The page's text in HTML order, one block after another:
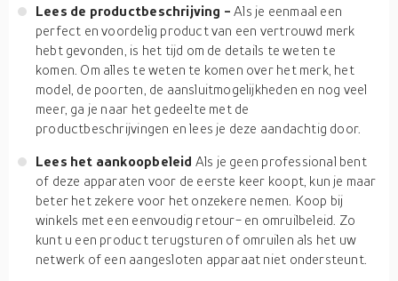
Lees de productbeschrijving -Als je eenmaal een
perfect en voordelig product van een vertrouwd merk
hebt gevonden, is het tijd om de details te weten te
komen. Om alles te weten te komen over het merk, het
model, de poorten, de aansluitmogelijkheden en nog veel
meer, ga je naar het gedeelte met de
productbeschrijvingen en lees je deze aandachtig door.
Lees het aankoopbeleid Als je geen professional bent
of deze apparaten voor de eerste keer koopt, kun je maar
beter het zekere voor het onzekere nemen. Koop bij
winkels met een eenvoudig retour- en omruilbeleid. Zo
kunt u een product terugsturen of omruilen als het uw
netwerk of een aangesloten apparaat niet ondersteunt.